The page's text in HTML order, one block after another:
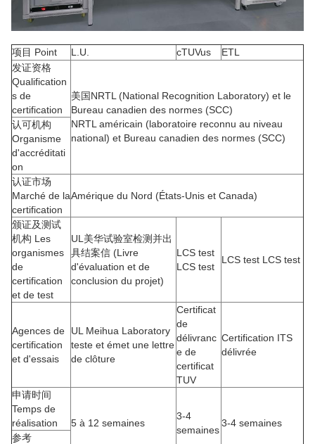
项目 Point L.U. cTUVus
ETL
发证资格
Qualification
s de
certification
美国NRTL (National Recognition Laboratory) et le
Bureau canadien des normes (SCC)
NRTL américain (laboratoire reconnu au niveau
national) et Bureau canadien des normes (SCC)
认可机构
Organisme
d'accréditati
on
认证市场
Marché de la
certification
Amérique du Nord (États-Unis et Canada)
颁证及测试
机构 Les
organismes
de
certification
et de test
UL美华试验室检测并出
具结案信 (Livre
d'évaluation et de
conclusion du projet)
LCS test
LCS test
LCS test LCS test
Agences de
certification
et d'essais
UL Meihua Laboratory
teste et émet une lettre
de clôture
Certificat
de
délivranc
e de
certificat
TUV
Certification ITS
délivrée
申请时间
Temps de
réalisation
5 à 12 semaines
3-4
semaines
3-4 semaines
参考